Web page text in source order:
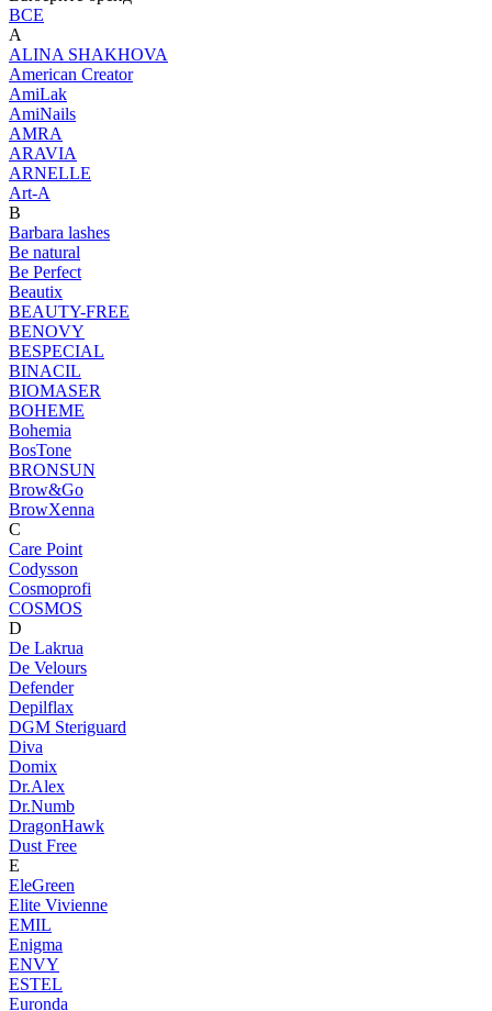
ВСЕ
A
ALINA SHAKHOVA
American Creator
AmiLak
AmiNails
AMRA
ARAVIA
ARNELLE
Art-A
B
Barbara lashes
Be natural
Be Perfect
Beautix
BEAUTY-FREE
BENOVY
BESPECIAL
BINACIL
BIOMASER
BOHEME
Bohemia
BosTone
BRONSUN
Brow&Go
BrowXenna
C
Care Point
Codysson
Cosmoprofi
COSMOS
D
De Lakrua
De Velours
Defender
Depilflax
DGM Steriguard
Diva
Domix
Dr.Alex
Dr.Numb
DragonHawk
Dust Free
E
EleGreen
Elite Vivienne
EMIL
Enigma
ENVY
ESTEL
Euronda